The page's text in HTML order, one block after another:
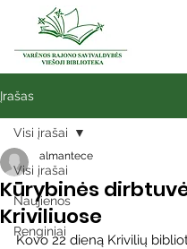
Įrašas
Visi įrašai
Naujienos
Renginiai
Visi įrašai
Kūrybinės
Kriviliuose
almantece
Kovo 22 dieną Krivilių